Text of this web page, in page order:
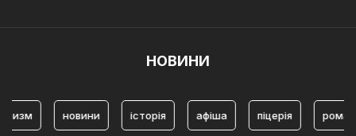
НОВИНИ
новини історія афіша піцерія